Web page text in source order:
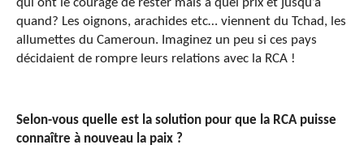
qui ont le courage de rester mais à quel prix et jusqu’à
quand? Les oignons, arachides etc… viennent du Tchad, les
allumettes du Cameroun. Imaginez un peu si ces pays
décidaient de rompre leurs relations avec la RCA !
Selon-vous quelle est la solution pour que la RCA puisse
connaître à nouveau la paix ?